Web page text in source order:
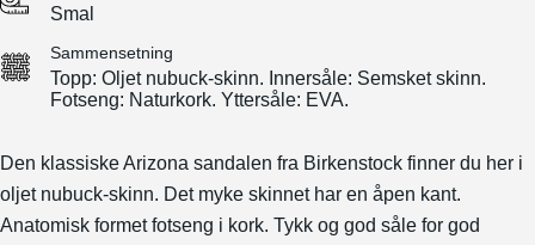
Smal
Sammensetning
Topp: Oljet nubuck-skinn. Innersåle: Semsket skinn.
Fotseng: Naturkork. Yttersåle: EVA.
Den klassiske Arizona sandalen fra Birkenstock finner du her i
oljet nubuck-skinn. Det myke skinnet har en åpen kant.
Anatomisk formet fotseng i kork. Tykk og god såle for god